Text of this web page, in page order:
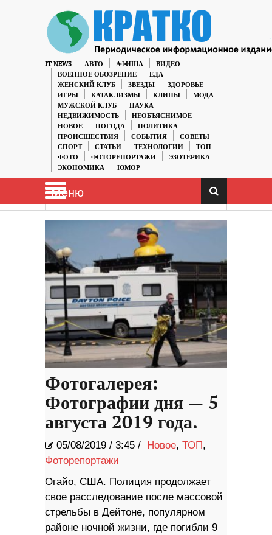
IT NEWS АВТО АФИША
ВИДЕО
ВОЕННОЕ ОБОЗРЕНИЕ
ЕДА
ЖЕНСКИЙ КЛУБ
ЗВЕЗДЫ
ЗДОРОВЬЕ
ИГРЫ
КАТАКЛИЗМЫ КЛИПЫ
МОДА
МУЖСКОЙ КЛУБ
НАУКА
НЕДВИЖИМОСТЬ
НЕОБЪЯСНИМОЕ
НОВОЕ
ПОГОДА
ПОЛИТИКА
ПРОИСШЕСТВИЯ
СОБЫТИЯ
СОВЕТЫ
СПОРТ
СТАТЬИ ТЕХНОЛОГИИ
ТОП
ФОТО
ФОТОРЕПОРТАЖИ
ЭЗОТЕРИКА
ЭКОНОМИКА
ЮМОР
Меню
Фотогалерея:
Фотографии дня — 5
августа 2019 года.
05/08/2019 / 3:45 / Новое, ТОП,
Фоторепортажи
Огайо, США. Полиция продолжает
свое расследование после массовой
стрельбы в Дейтоне, популярном
районе ночной жизни, где погибли 9